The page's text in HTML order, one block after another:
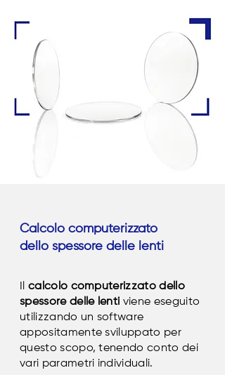
Calcolo computerizzato
dello spessore delle lenti
calcolo computerizzato dello
spessore delle lenti viene eseguito
utilizzando un software
appositamente sviluppato per
questo scopo, tenendo conto dei
vari parametri individuali.